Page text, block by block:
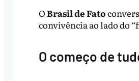
OBrasil de Fato
convivência ao lado do
O começo de